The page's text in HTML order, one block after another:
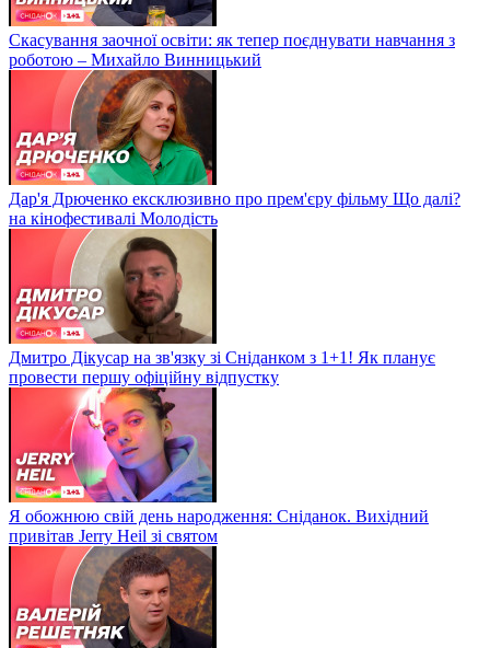
Скасування заочної освіти: як тепер поєднувати навчання з
роботою – Михайло Винницький
Дар'я Дрюченко ексклюзивно про прем'єру фільму Що далі?
на кінофестивалі Молодість
Дмитро Дікусар на зв'язку зі Сніданком з 1+1! Як планує
провести першу офіційну відпустку
Я обожнюю свій день народження: Сніданок. Вихідний
привітав Jerry Heil зі святом